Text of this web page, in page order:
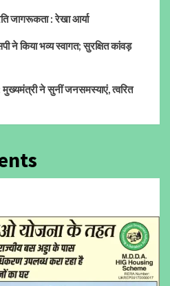
जागरूकता : रेखा आर्या
ने किया भव्य स्वागत; सुरक्षित कांवड़
ने सुनीं जनसमस्याएं, त्वरित